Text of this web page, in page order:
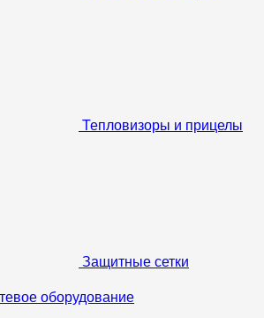
Тепловизоры и прицелы
Защитные сетки
оборудование